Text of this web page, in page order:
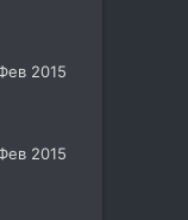
2015
2015